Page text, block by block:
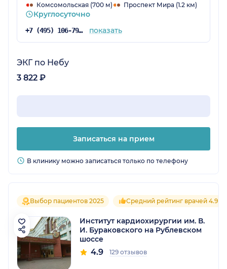
Комсомольская (700 м)
Проспект Мира (1.2 км)
Круглосуточно
+7 (495) 106-79-84 показать
ЭКГ по Небу
3 822 ₽
Записаться на прием
В клинику можно записаться только по телефону
Выбор пациентов 2025 Средний рейтинг врачей 4.9
Институт кардиохирургии им. В.
И. Бураковского на Рублевском
шоссе
4.9 129 отзывов